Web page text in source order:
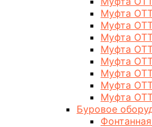
Муфта
Муфта
Муфта
Муфта
Муфта
Муфта
Муфта
Муфта
Буровое